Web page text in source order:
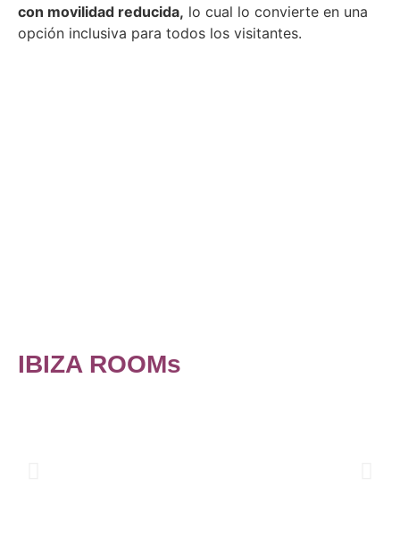
con movilidad reducida, lo cual lo convierte en una
opción inclusiva para todos los visitantes.
IBIZA ROOMs